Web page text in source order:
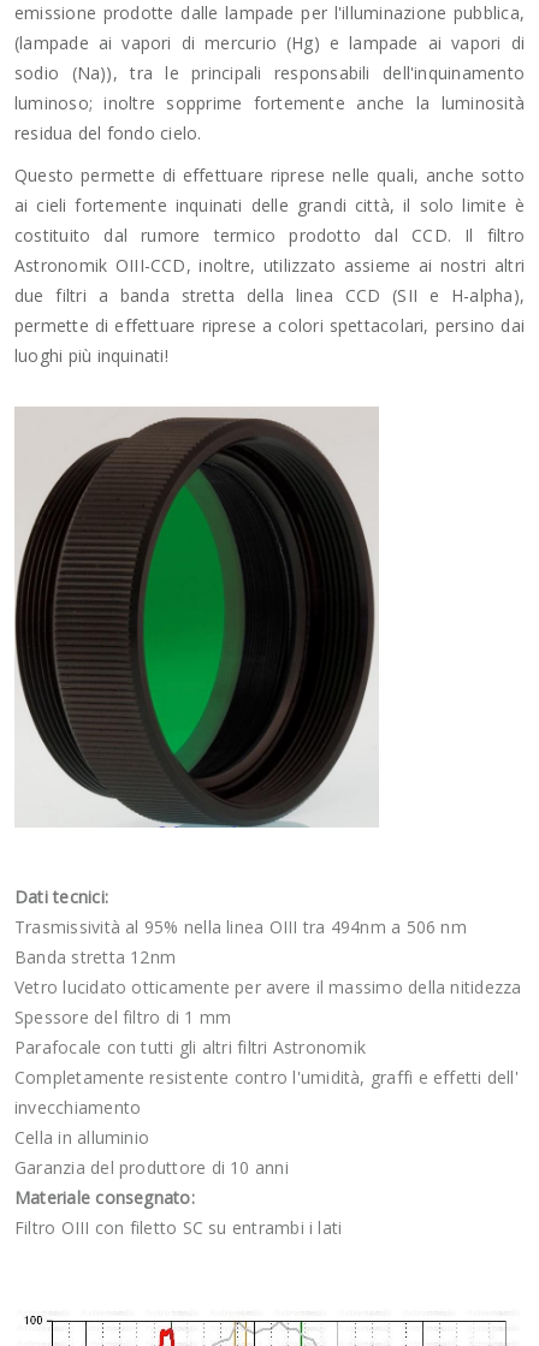
emissione prodotte dalle lampade per l'illuminazione pubblica,
(lampade ai vapori di mercurio (Hg) e lampade ai vapori di
sodio (Na)), tra le principali responsabili dell'inquinamento
luminoso; inoltre sopprime fortemente anche la luminosità
residua del fondo cielo.
Questo permette di effettuare riprese nelle quali, anche sotto
ai cieli fortemente inquinati delle grandi città, il solo limite è
costituito dal rumore termico prodotto dal CCD. Il filtro
Astronomik OIII-CCD, inoltre, utilizzato assieme ai nostri altri
due filtri a banda stretta della linea CCD (SII e H-alpha),
permette di effettuare riprese a colori spettacolari, persino dai
luoghi più inquinati!
Dati tecnici:
Trasmissività al 95% nella linea OIII tra 494nm a 506 nm
Banda stretta 12nm
Vetro lucidato otticamente per avere il massimo della nitidezza
Spessore del filtro di 1 mm
Parafocale con tutti gli altri filtri Astronomik
Completamente resistente contro l'umidità, graffi e effetti dell'
invecchiamento
Cella in alluminio
Garanzia del produttore di 10 anni
Materiale consegnato:
Filtro OIII con filetto SC su entrambi i lati